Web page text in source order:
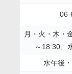
06-
月・火・木・
～18:30、
水午後